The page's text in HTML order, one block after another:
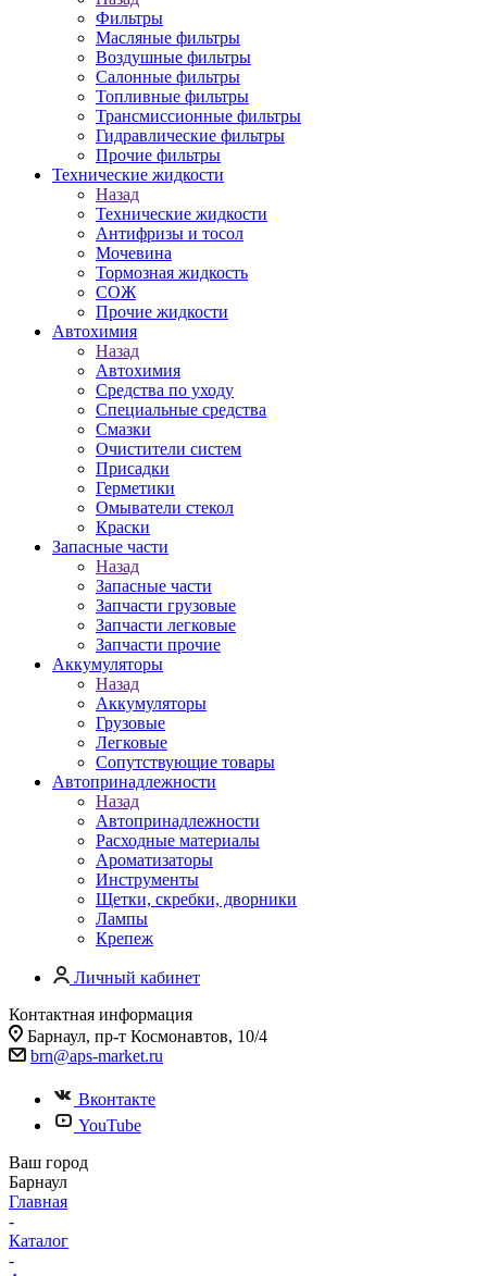
Фильтры
Масляные фильтры
Воздушные фильтры
Салонные фильтры
Топливные фильтры
Трансмиссионные фильтры
Гидравлические фильтры
Прочие фильтры
Технические жидкости
Назад
Технические жидкости
Антифризы и тосол
Мочевина
Тормозная жидкость
СОЖ
Прочие жидкости
Автохимия
Назад
Автохимия
Средства по уходу
Специальные средства
Смазки
Очистители систем
Присадки
Герметики
Омыватели стекол
Краски
Запасные части
Назад
Запасные части
Запчасти грузовые
Запчасти легковые
Запчасти прочие
Аккумуляторы
Назад
Аккумуляторы
Грузовые
Легковые
Сопутствующие товары
Автопринадлежности
Назад
Автопринадлежности
Расходные материалы
Ароматизаторы
Инструменты
Щетки, скребки, дворники
Лампы
Крепеж
Личный кабинет
Контактная информация
Барнаул, пр-т Космонавтов, 10/4
brn@aps-market.ru
Вконтакте
YouTube
Ваш город
Барнаул
Главная
-
Каталог
-